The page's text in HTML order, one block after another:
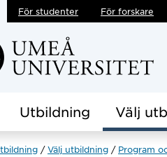
direkt till innehållet
För studenter För forskare
Utbildning Välj
Välj utbildning Program